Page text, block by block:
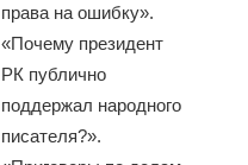
права на ошибку».
«Почему президент
РК публично
поддержал народного
писателя?».